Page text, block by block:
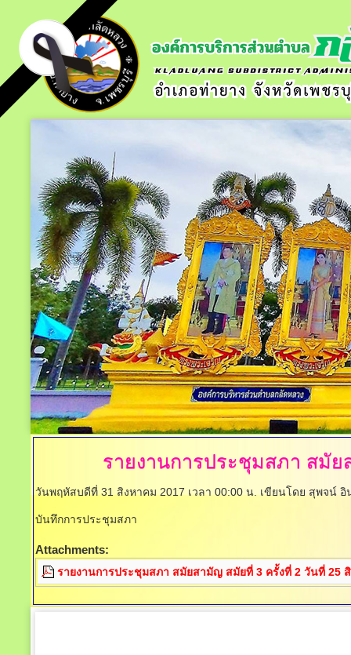
รายงานการประชุมสภา สมัย
วันพฤหัสบดีที่ 31 สิงหาคม 2017 เวลา 00:00 น. เขียนโดย สุพจน์ อิ
บันทึกการประชุมสภา
Attachments:
รายงานการประชุมสภา สมัยสามัญ สมัยที่ 3 ครั้งที่ 2 วันที่ 25